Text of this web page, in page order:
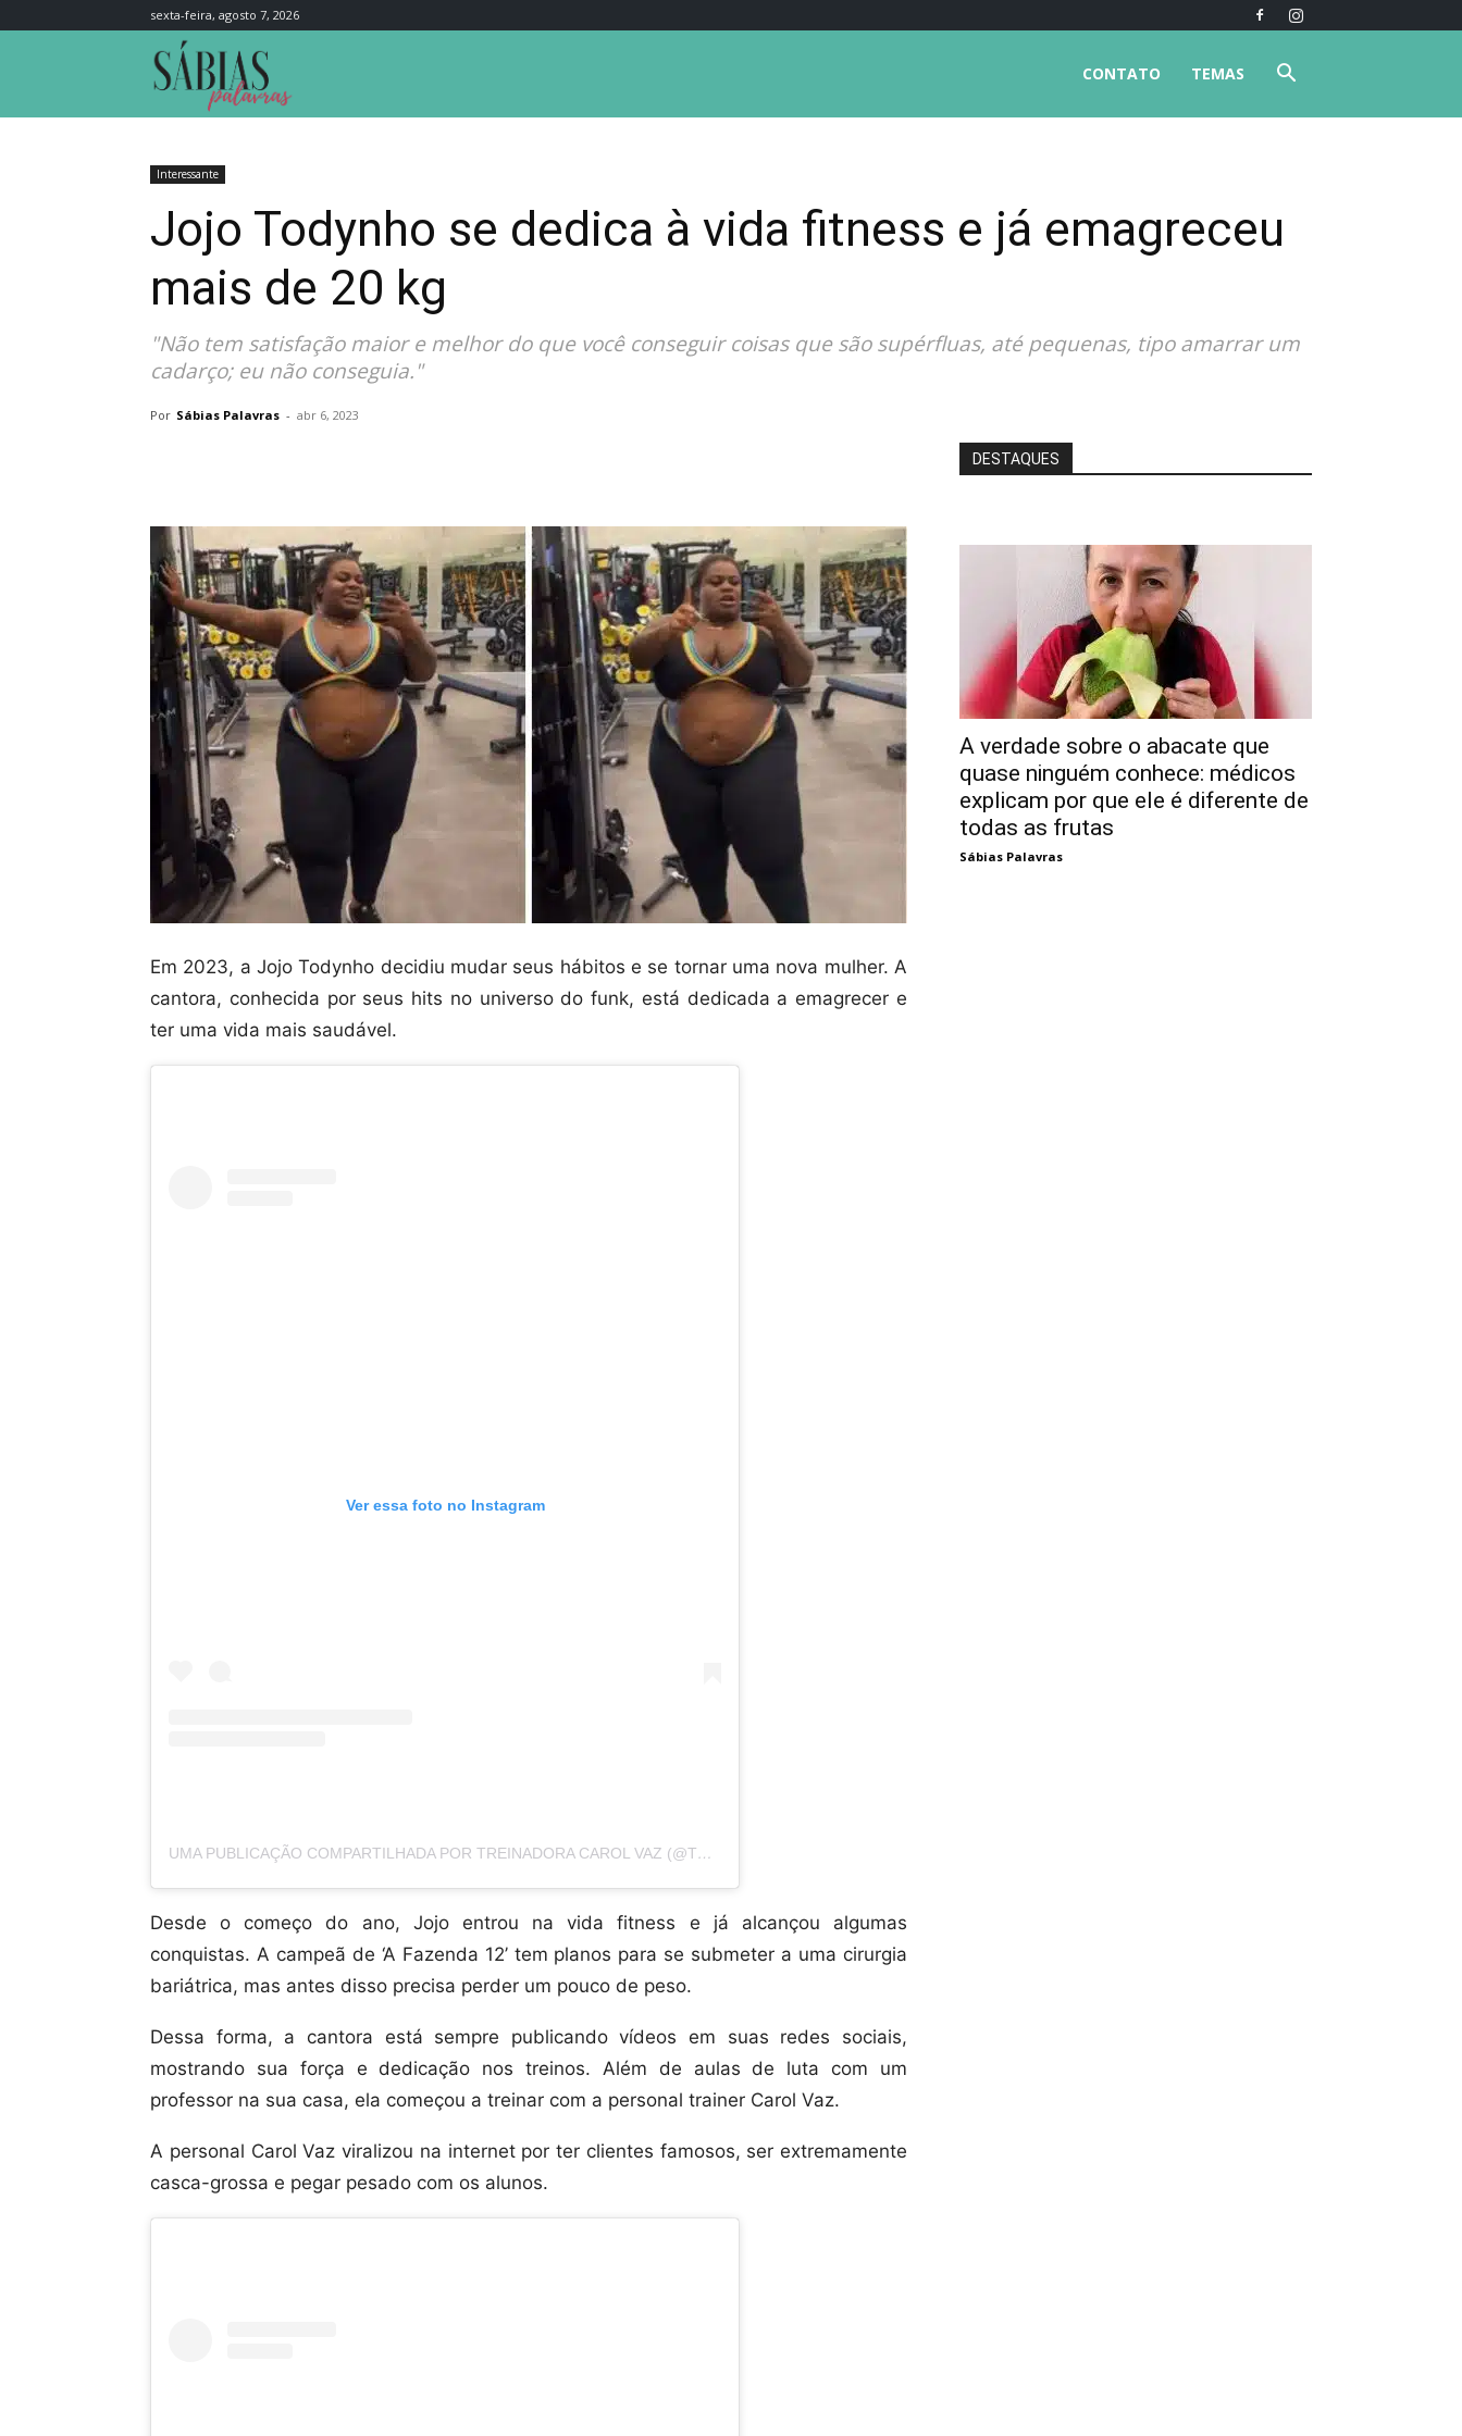
sexta-feira, agosto 7, 2026
TEMAS
CONTATO
Interessante
Jojo Todynho se dedica à vida fitness e já emagreceu
mais de 20 kg
"Não tem satisfação maior e melhor do que você conseguir coisas que são supérfluas, até pequenas, tipo amarrar um
cadarço; eu não conseguia."
Por Sábias Palavras - abr 6, 2023
Em 2023, a Jojo Todynho decidiu mudar seus hábitos e se tornar uma nova mulher. A
cantora, conhecida por seus hits no universo do funk, está dedicada a emagrecer e
ter uma vida mais saudável.
Ver essa foto no Instagram
UMA PUBLICAÇÃO COMPARTILHADA POR TREINADORA CAROL VAZ (@TEAMCAROLVAZ)
Desde o começo do ano, Jojo entrou na vida fitness e já alcançou algumas
conquistas. A campeã de ‘A Fazenda 12’ tem planos para se submeter a uma cirurgia
bariátrica, mas antes disso precisa perder um pouco de peso.
Dessa forma, a cantora está sempre publicando vídeos em suas redes sociais,
mostrando sua força e dedicação nos treinos. Além de aulas de luta com um
professor na sua casa, ela começou a treinar com a personal trainer Carol Vaz.
A personal Carol Vaz viralizou na internet por ter clientes famosos, ser extremamente
casca-grossa e pegar pesado com os alunos.
DESTAQUES
A verdade sobre o abacate que
quase ninguém conhece: médicos
explicam por que ele é diferente de
todas as frutas
Sábias Palavras